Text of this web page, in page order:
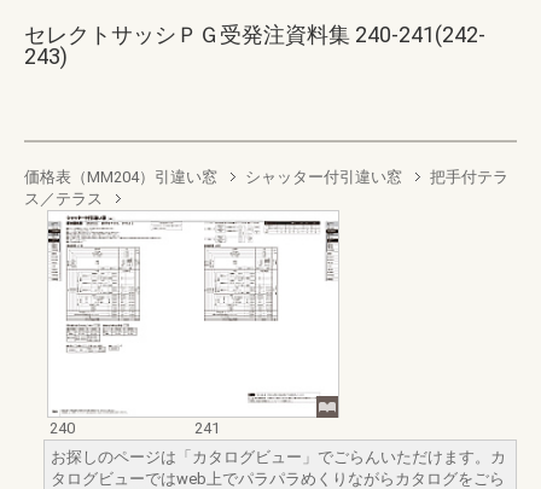
セレクトサッシＰＧ受発注資料集 240-241(242-
243)
価格表（MM204）引違い窓 シャッター付引違い窓
把手付テラ
ス／テラス
240
241
お探しのページは「カタログビュー」でごらんいただけます。カ
タログビューではweb上でパラパラめくりながらカタログをごら